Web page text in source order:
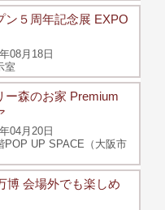
ン５周年記念展 EXPO
08月18日
室
ー森のお家 Premium
04月20日
POP UP SPACE（大阪市
博 会場外でも楽しめ